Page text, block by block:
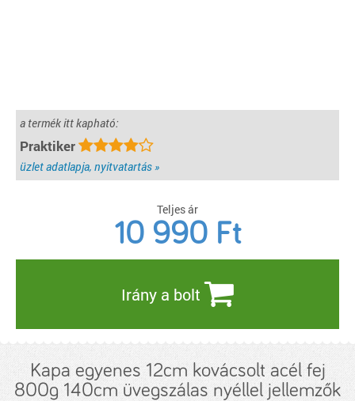
a termék itt kapható:
Praktiker
üzlet adatlapja, nyitvatartás »
Teljes ár
10 990 Ft
Irány a bolt
Kapa egyenes 12cm kovácsolt acél fej
800g 140cm üvegszálas nyéllel jellemzők